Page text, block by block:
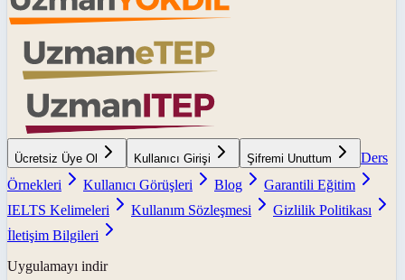
Ücretsiz Üye Ol Kullanıcı Girişi Şifremi Unuttum
Ders
Örnekleri
Kullanıcı Görüşleri Blog
Garantili Eğitim
IELTS Kelimeleri
Kullanım Sözleşmesi
Gizlilik Politikası
İletişim Bilgileri
Uygulamayı indir